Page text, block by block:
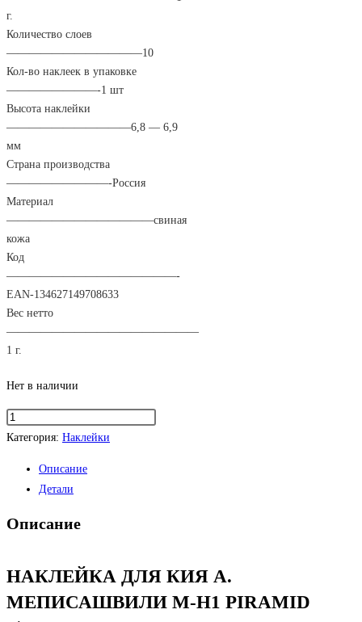
г.
Количество слоев
————————————10
Кол-во наклеек в упаковке
————————-1 шт
Высота наклейки
———————————6,8 — 6,9
мм
Страна производства
—————————-Россия
Материал
—————————————свиная
кожа
Код
———————————————-
EAN-134627149708633
Вес нетто
—————————————————
1 г.
Нет в наличии
Количество
товара
А.
H1
PIRAMID
Категория: Наклейки
Описание
Детали
Описание
НАКЛЕЙКА ДЛЯ КИЯ А.
МЕПИСАШВИЛИ M-H1 PIRAMID